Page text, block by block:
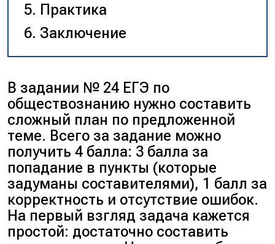
Практика
Заключение
В задании № 24 ЕГЭ по
обществознанию нужно составить
сложный план по предложенной
теме. Всего за задание можно
получить 4 балла: 3 балла за
попадание в пункты (которые
задуманы составителями), 1 балл за
корректность и отсутствие ошибок.
На первый взгляд задача кажется
простой: достаточно составить